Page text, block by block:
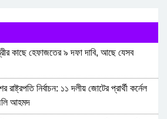
কাছে হেফাজতের ৯ দফা দাবি, আছে যেসব
রাষ্ট্রপতি নির্বাচন: ১১ দলীয় জোটের প্রার্থী কর্নেল
আহমদ